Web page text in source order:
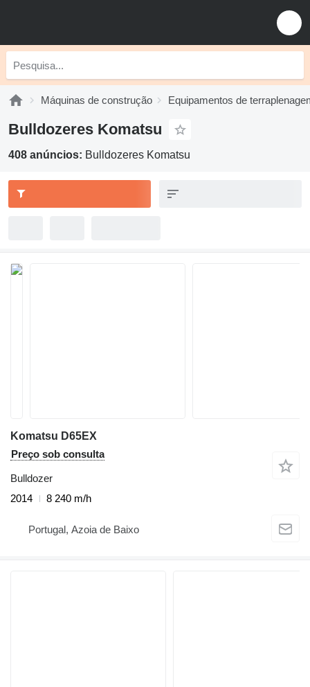
Máquinas de construção Equipamentos de
Bulldozeres Komatsu
408 anúncios: Bulldozeres Komatsu
Komatsu D65EX
Preço sob consulta
Bulldozer
2014
8 240 m/h
Portugal, Azoia de Baixo